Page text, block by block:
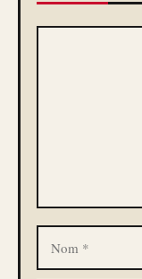
COMMENTAIRE
NOM